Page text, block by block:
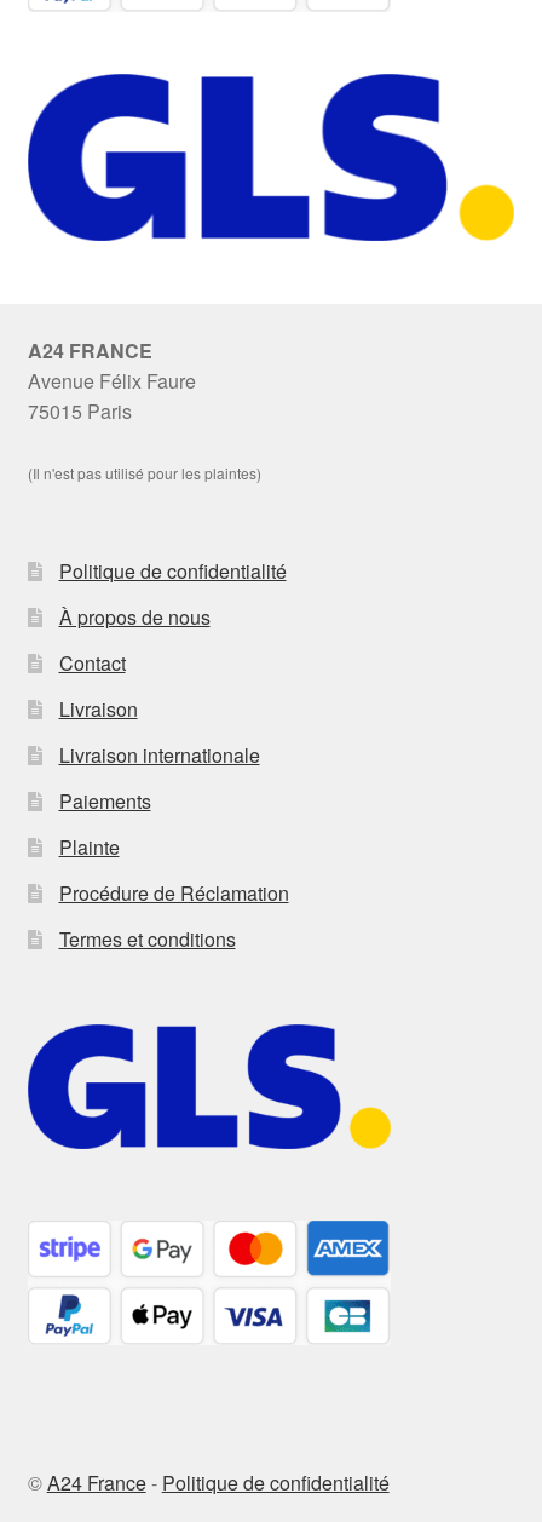
A24 FRANCE
Avenue Félix Faure
75015 Paris
(Il n'est pas utilisé pour les plaintes)
Politique de confidentialité
À propos de nous
Contact
Livraison
Livraison internationale
Paiements
Plainte
Procédure de Réclamation
Termes et conditions
©A24 France- Politique de confidentialité